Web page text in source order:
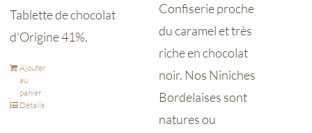
Tablette de chocolat
d'Origine 41%.
Ajouter
au
panier
Détails
Confiserie proche
du caramel et très
riche en chocolat
noir. Nos Niniches
Bordelaises sont
natures ou